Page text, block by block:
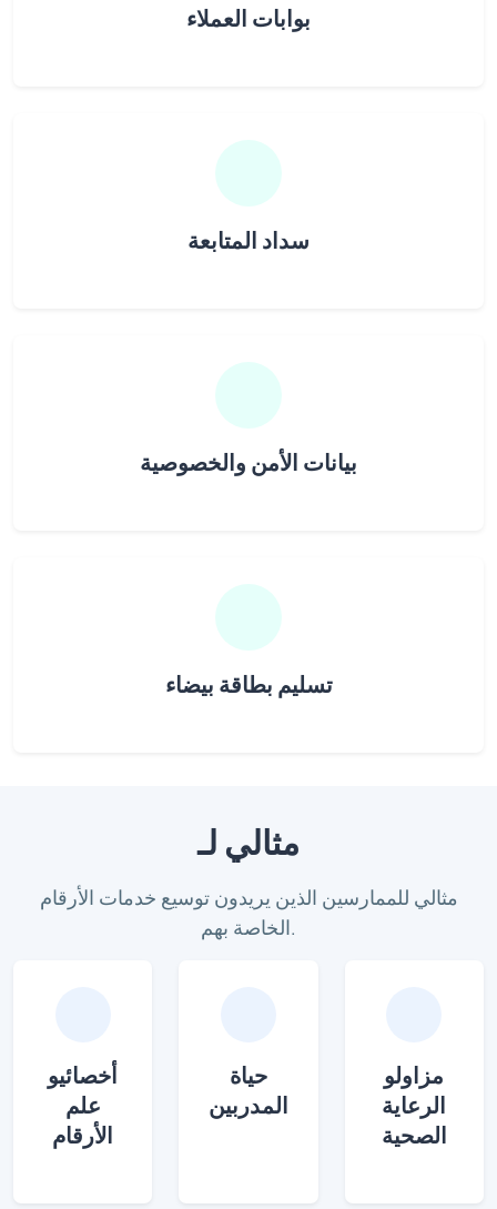
بوابات العملاء
سداد المتابعة
بيانات الأمن والخصوصية
تسليم بطاقة بيضاء
مثالي لـ
مثالي للممارسين الذين يريدون توسيع خدمات الأرقام
الخاصة بهم.
أخصائيو
علم
الأرقام
حياة
المدربين
مزاولو
الرعاية
الصحية